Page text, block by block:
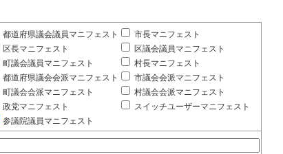
都道府県議会議員マニフェスト
市長マニフェスト
区長マニフェスト
区議会議員マニフェスト
町議会議員マニフェスト
村長マニフェスト
都道府県議会会派マニフェスト
市議会会派マニフェスト
町議会会派マニフェスト
村議会会派マニフェスト
政党マニフェスト
スイッチユーザーマニフェスト
参議院議員マニフェスト